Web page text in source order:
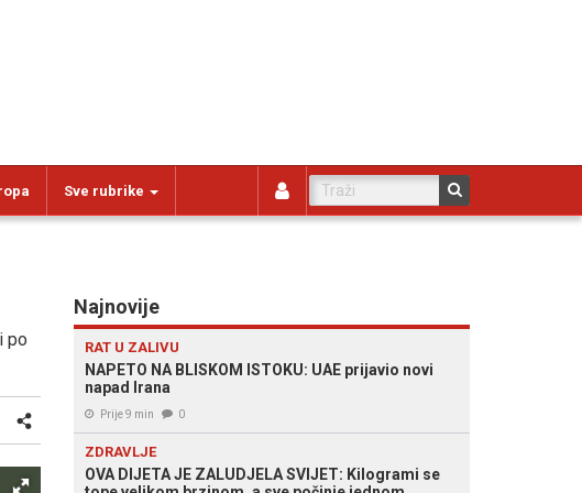
Sve rubrike
po
Najnovije
RAT U ZALIVU
NAPETO NA BLISKOM ISTOKU: UAE prijavio novi
napad Irana
Prije 9 min 0
ZDRAVLJE
OVA DIJETA JE ZALUDJELA SVIJET: Kilogrami se